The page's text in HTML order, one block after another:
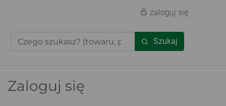
Szukaj
zaloguj się
Zaloguj się